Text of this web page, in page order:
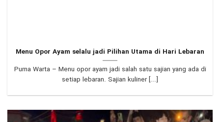
Menu Opor Ayam selalu jadi Pilihan Utama di Hari Lebaran
Purna Warta – Menu opor ayam jadi salah satu sajian yang ada di
setiap lebaran. Sajian kuliner [...]